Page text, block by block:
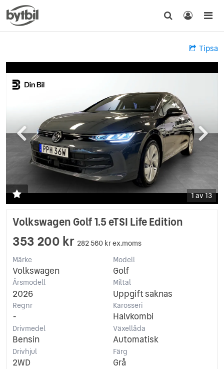
Tipsa
1 av 13
Volkswagen Golf 1.5 eTSI Life Edition
353 200 kr 282 560 kr ex.moms
Märke
Volkswagen
Modell
Golf
Årsmodell
2026
Miltal
Uppgift saknas
Regnr
-
Karosseri
Halvkombi
Drivmedel
Bensin
Växellåda
Automatisk
Drivhjul
2WD
Färg
Grå